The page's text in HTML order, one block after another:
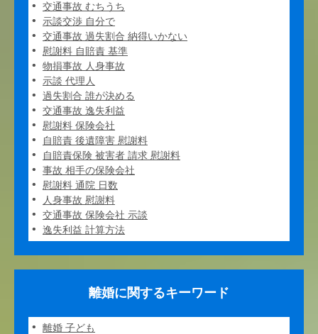
交通事故 むちうち
示談交渉 自分で
交通事故 過失割合 納得いかない
慰謝料 自賠責 基準
物損事故 人身事故
示談 代理人
過失割合 誰が決める
交通事故 逸失利益
慰謝料 保険会社
自賠責 後遺障害 慰謝料
自賠責保険 被害者 請求 慰謝料
事故 相手の保険会社
慰謝料 通院 日数
人身事故 慰謝料
交通事故 保険会社 示談
逸失利益 計算方法
離婚に関するキーワード
離婚 子ども